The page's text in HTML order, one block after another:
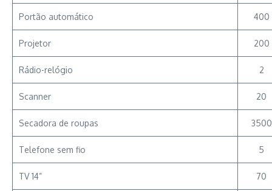
Portão automático 400
Projetor 200
Rádio-relógio 2
Scanner 20
Secadora de roupas 3500
Telefone sem fio 5
TV 14” 70